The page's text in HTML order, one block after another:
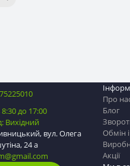
до 17:00
Вихідний
вул. Олега
24 а
Про
Блог
Обмін
Акції